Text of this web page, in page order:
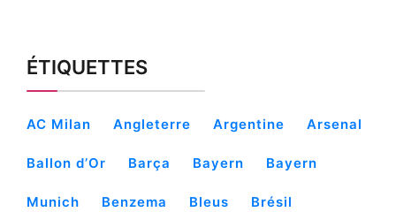
ÉTIQUETTES
AC Milan Angleterre Argentine Arsenal
Ballon d’Or Barça Bayern Bayern
Munich Benzema Bleus Brésil